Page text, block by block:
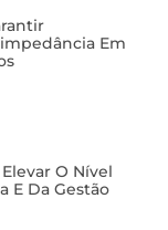
Em
O Nível
E Da Gestão